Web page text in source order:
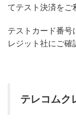
てテスト決済をご
テストカード番号
レジット社にご確
テレコムク